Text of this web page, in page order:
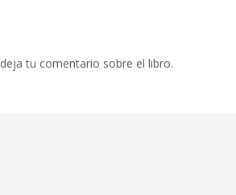
deja tu comentario sobre el libro.